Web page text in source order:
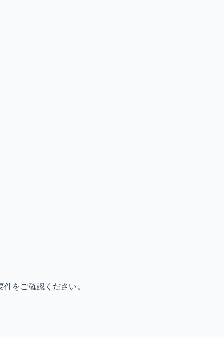
をご確認ください。